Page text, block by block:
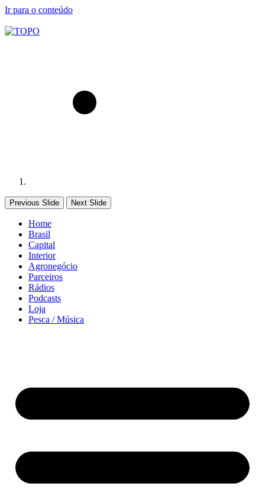
Ir para o conteúdo
Previous Slide Next Slide
Home
Brasil
Capital
Interior
Agronegócio
Parceiros
Rádios
Podcasts
Loja
Pesca / Música